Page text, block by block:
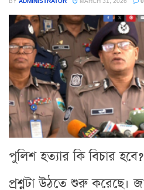
পুলিশ হত্যার কি বিচার
প্রশ্নটা উঠতে শুরু করেছে।